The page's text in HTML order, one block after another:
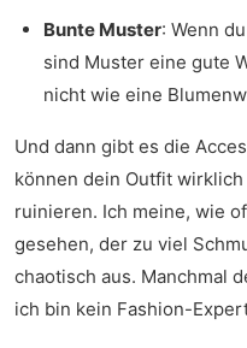
Bunte Muster: Wenn
sind Muster eine gute
nicht wie eine
Und dann gibt es die
können dein Outfit
ruinieren. Ich meine, wie
gesehen, der zu viel
chaotisch aus. Manchmal
ich bin kein Fashion-